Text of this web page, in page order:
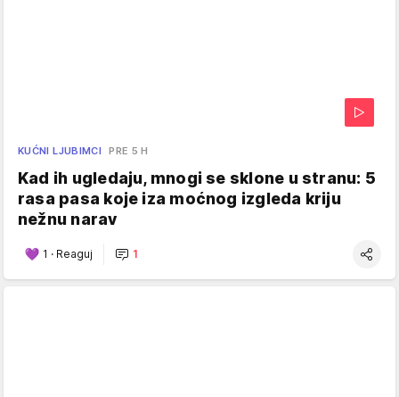
KUĆNI LJUBIMCI PRE 5 H
Kad ih ugledaju, mnogi se sklone u stranu: 5
rasa pasa koje iza moćnog izgleda kriju
nežnu narav
1 · Reaguj 1